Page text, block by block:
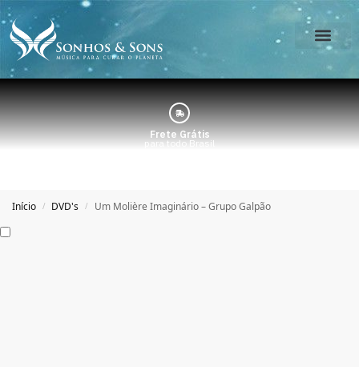
Frete Grátis
para todo Brasil
Início / DVD's / Um Molière Imaginário – Grupo Galpão